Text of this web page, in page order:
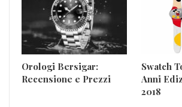
Orologi Bersigar:
Recensione e Prezzi
Swatch
Anni
2018